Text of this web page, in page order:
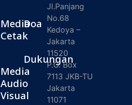
Media
Cetak
Media
Audio
Visual
Doa
Dukungan
Jl.Panjang
No.68
Kedoya –
Jakarta
11520
P.O. Box
7113 JKB-TU
Jakarta
11071